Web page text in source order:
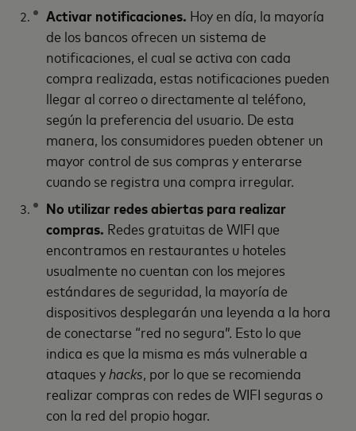
Activar notificaciones. Hoy en día, la mayoría
de los bancos ofrecen un sistema de
notificaciones, el cual se activa con cada
compra realizada, estas notificaciones pueden
llegar al correo o directamente al teléfono,
según la preferencia del usuario. De esta
manera, los consumidores pueden obtener un
mayor control de sus compras y enterarse
cuando se registra una compra irregular.
No utilizar redes abiertas para realizar
compras. Redes gratuitas de WIFI que
encontramos en restaurantes u hoteles
usualmente no cuentan con los mejores
estándares de seguridad, la mayoría de
dispositivos desplegarán una leyenda a la hora
de conectarse “red no segura”. Esto lo que
indica es que la misma es más vulnerable a
ataques yhacks, por lo que se recomienda
realizar compras con redes de WIFI seguras o
con la red del propio hogar.